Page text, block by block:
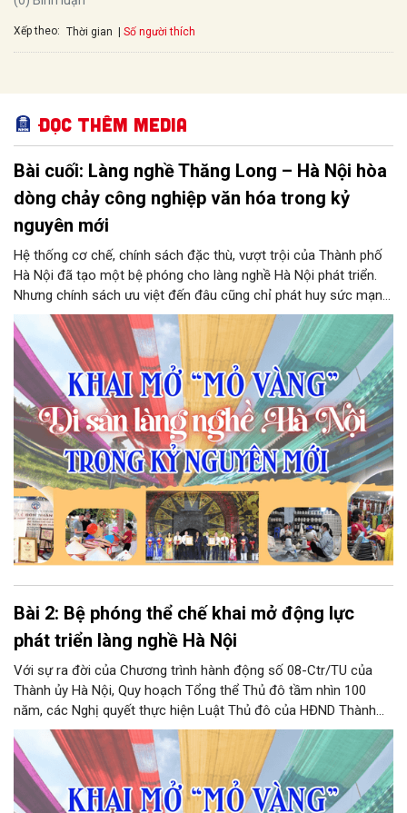
Xếp theo: Thời gian Số người thích
Đọc thêm Media
Bài cuối: Làng nghề Thăng Long – Hà Nội hòa
dòng chảy công nghiệp văn hóa trong kỷ
nguyên mới
Hệ thống cơ chế, chính sách đặc thù, vượt trội của Thành phố
Hà Nội đã tạo một bệ phóng cho làng nghề Hà Nội phát triển.
Nhưng chính sách ưu việt đến đâu cũng chỉ phát huy sức mạnh
khi được triển khai bằng những hành động thực tế, quyết liệt và
khoa học. Nhiệm vụ cốt lõi của chính quyền các cấp, cộng đồng
doanh nghiệp và nghệ nhân Hà Nội lúc này là phải đưa các định
chế pháp lý vào thực tiễn, biến di sản ngàn năm thành dòng
chảy kinh tế văn hóa, đưa làng nghề Thăng Long – Hà Nội
Bài 2: Bệ phóng thể chế khai mở động lực
phát triển làng nghề Hà Nội
Với sự ra đời của Chương trình hành động số 08-Ctr/TU của
Thành ủy Hà Nội, Quy hoạch Tổng thể Thủ đô tầm nhìn 100
năm, các Nghị quyết thực hiện Luật Thủ đô của HĐND Thành
phố Hà Nội, đã phá bỏ rào cản, hơn hết đặt nền móng, kiến tạo
bệ phóng để làng nghề Hà Nội bứt phá, đóng góp tích cực hơn
vào quá trình phát triển công nghiệp văn hóa Thủ đô trong giai
đoạn mới.